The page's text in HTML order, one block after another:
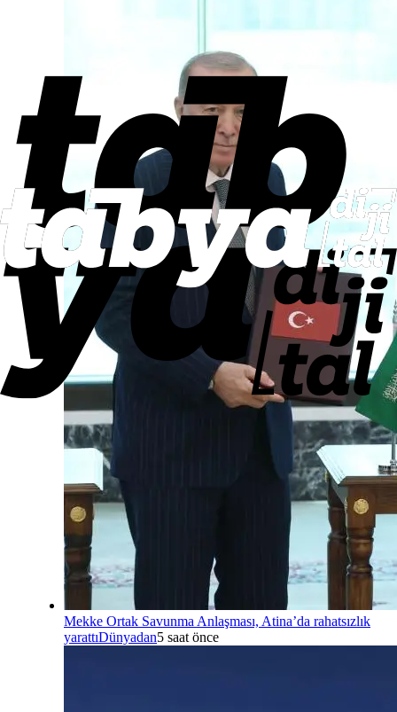
Mekke Ortak Savunma Anlaşması, Atina’da rahatsızlık
yarattıDünyadan5 saat önce